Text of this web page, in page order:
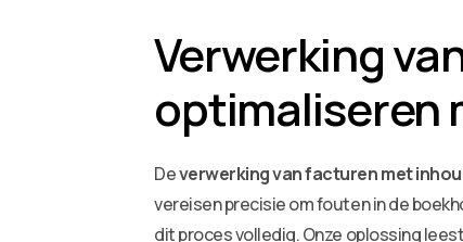
Verwerking
optimaliseren
Deverwerking van facturen met
vereisen precisie om fouten in de
dit proces volledig. Onze oplossing